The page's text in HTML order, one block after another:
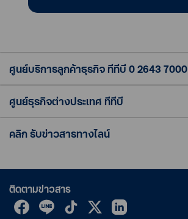
ศูนย์บริการลูกค้าธุรกิจ ทีทีบี 0 2643 7000
ศูนย์ธุรกิจต่างประเทศ ทีทีบี
คลิก รับข่าวสารทางไลน์
ติดตามข่าวสาร